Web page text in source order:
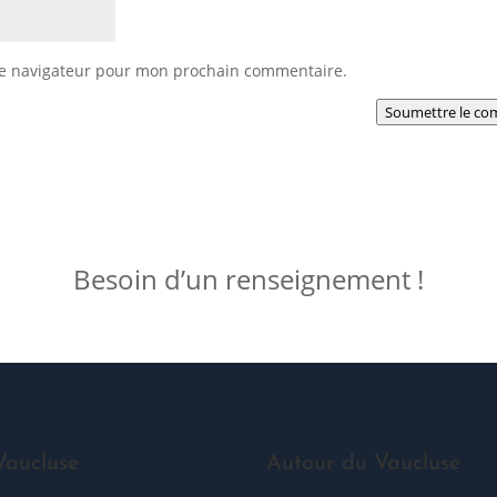
navigateur pour mon prochain commentaire.
Soumettre le
Besoin d’un renseignement !
Autour du Vaucluse